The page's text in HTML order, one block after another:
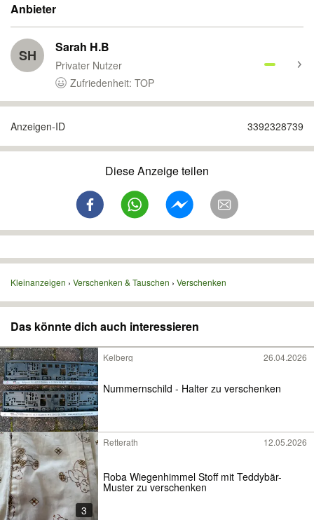
Anbieter
SH Sarah H.B
Privater Nutzer
Zufriedenheit: TOP
Anzeigen-ID 3392328739
Diese Anzeige teilen
Kleinanzeigen Verschenken & Tauschen Verschenken
Das könnte dich auch interessieren
Kelberg 26.04.2026
Nummernschild - Halter zu verschenken
3
Retterath 12.05.2026
Roba Wiegenhimmel Stoff mit Teddybär-
Muster zu verschenken